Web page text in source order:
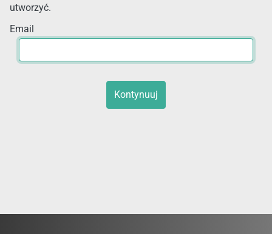
utworzyć.
Email
Kontynuuj